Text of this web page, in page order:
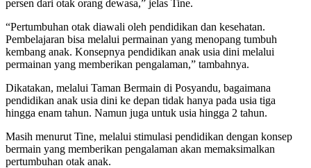
persen dari otak orang dewasa,” jelas Tine.
“Pertumbuhan otak diawali oleh pendidikan dan kesehatan.
Pembelajaran bisa melalui permainan yang menopang tumbuh
kembang anak. Konsepnya pendidikan anak usia dini melalui
permainan yang memberikan pengalaman,” tambahnya.
Dikatakan, melalui Taman Bermain di Posyandu, bagaimana
pendidikan anak usia dini ke depan tidak hanya pada usia tiga
hingga enam tahun. Namun juga untuk usia hingga 2 tahun.
Masih menurut Tine, melalui stimulasi pendidikan dengan konsep
bermain yang memberikan pengalaman akan memaksimalkan
pertumbuhan otak anak.